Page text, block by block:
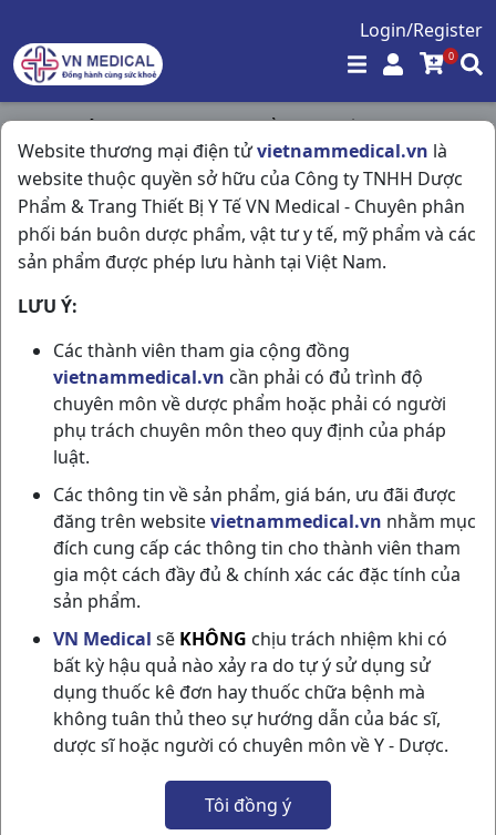
Login/Register
0
Website thương mại điện tửvietnammedical.vn là
website thuộc quyền sở hữu của Công ty TNHH Dược
Phẩm & Trang Thiết Bị Y Tế VN Medical - Chuyên phân
phối bán buôn dược phẩm, vật tư y tế, mỹ phẩm và các
sản phẩm được phép lưu hành tại Việt Nam.
LƯU Ý:
Các thành viên tham gia cộng đồng
vietnammedical.vn cần phải có đủ trình độ
chuyên môn về dược phẩm hoặc phải có người
phụ trách chuyên môn theo quy định của pháp
luật.
Các thông tin về sản phẩm, giá bán, ưu đãi được
đăng trên websitevietnammedical.vn nhằm mục
đích cung cấp các thông tin cho thành viên tham
gia một cách đầy đủ & chính xác các đặc tính của
sản phẩm.
VN Medical sẽ KHÔNG chịu trách nhiệm khi có
bất kỳ hậu quả nào xảy ra do tự ý sử dụng sử
dụng thuốc kê đơn hay thuốc chữa bệnh mà
không tuân thủ theo sự hướng dẫn của bác sĩ,
dược sĩ hoặc người có chuyên môn về Y - Dược.
Tôi đồng ý
Trang chủ / Tim Mạch - Lợi Tiểu- Nội Tiết /
Lostad T25 H30v Stellapharm
LOSTAD T25 H30V STELLAPHARM
NSX:Stellapharm
Nhóm hàng:Tim Mạch - Lợi Tiểu- Nội Tiết,
Chia sẻ qua mạng xã hội: